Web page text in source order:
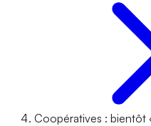
Coopératives : bientôt